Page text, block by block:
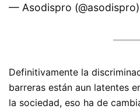
— Asodispro (@asodispro)
Definitivamente la
barreras están aun latentes
la sociedad, eso ha de